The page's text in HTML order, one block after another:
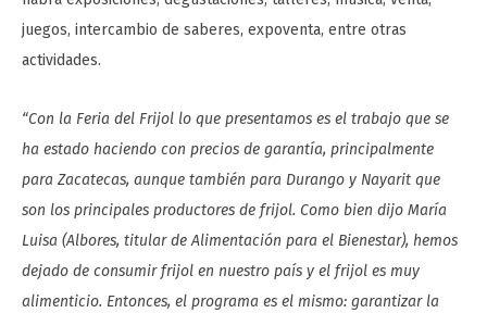
juegos, intercambio de saberes, expoventa, entre otras
actividades.
“Con la Feria del Frijol lo que presentamos es el trabajo que se
ha estado haciendo con precios de garantía, principalmente
para Zacatecas, aunque también para Durango y Nayarit que
son los principales productores de frijol. Como bien dijo María
Luisa (Albores, titular de Alimentación para el Bienestar), hemos
dejado de consumir frijol en nuestro país y el frijol es muy
alimenticio. Entonces, el programa es el mismo: garantizar la